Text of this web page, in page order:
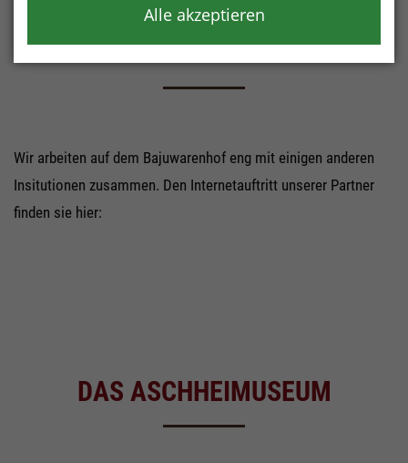
Unsere Partner
Wir arbeiten auf dem Bajuwarenhof eng mit einigen anderen
Insitutionen zusammen. Den Internetauftritt unserer Partner
finden sie hier:
DAS ASCHHEIMUSEUM
Alle akzeptieren